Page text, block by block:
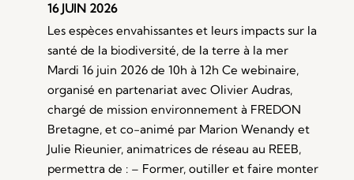
16 JUIN 2026
Les espèces envahissantes et leurs impacts sur la
santé de la biodiversité, de la terre à la mer
Mardi 16 juin 2026 de 10h à 12h Ce webinaire,
organisé en partenariat avec Olivier Audras,
chargé de mission environnement à FREDON
Bretagne, et co-animé par Marion Wenandy et
Julie Rieunier, animatrices de réseau au REEB,
permettra de : – Former, outiller et faire monter